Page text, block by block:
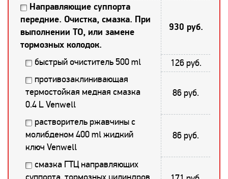
Направляющие суппорта
передние. Очистка, смазка. При
выполнении ТО, или замене
тормозных колодок.
930 руб.
быстрый очиститель 500 ml
126 руб.
противозаклинивающая
термостойкая медная смазка
0.4 L Venwell
86 руб.
растворитель ржавчины с
молибденом 400 ml жидкий
ключ Venwell
86 руб.
смазка ГТЦ направляющих